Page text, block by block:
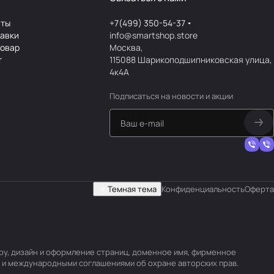
+7(499) 350-54-37
info@smartshop.store
Москва,
115088 Шарикоподшипниковская улица,
4к4А
Подписаться на новости и акции
Темная тема КонфиденциальностьОферта
дизайн и оформление страниц, доменное имя, фирменное
международными соглашениями об охране авторских прав.